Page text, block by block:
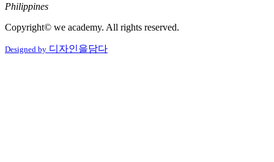
Philippines
Copyright© we academy. All rights reserved.
Designed by 디자인을담다